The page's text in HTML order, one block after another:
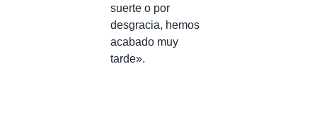
suerte o por
desgracia, hemos
acabado muy
tarde».